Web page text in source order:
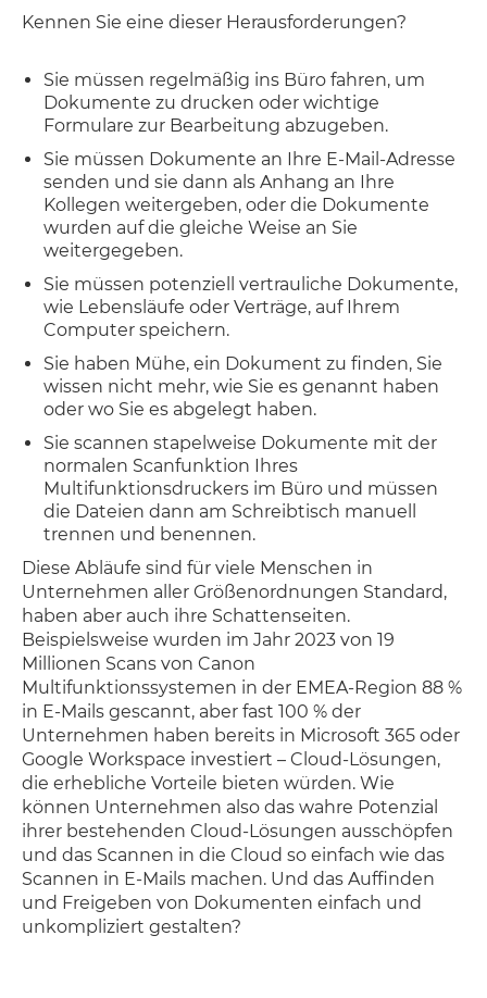
Kennen Sie eine dieser Herausforderungen?
Sie müssen regelmäßig ins Büro fahren, um
Dokumente zu drucken oder wichtige
Formulare zur Bearbeitung abzugeben.
Sie müssen Dokumente an Ihre E-Mail-Adresse
senden und sie dann als Anhang an Ihre
Kollegen weitergeben, oder die Dokumente
wurden auf die gleiche Weise an Sie
weitergegeben.
Sie müssen potenziell vertrauliche Dokumente,
wie Lebensläufe oder Verträge, auf Ihrem
Computer speichern.
Sie haben Mühe, ein Dokument zu finden, Sie
wissen nicht mehr, wie Sie es genannt haben
oder wo Sie es abgelegt haben.
Sie scannen stapelweise Dokumente mit der
normalen Scanfunktion Ihres
Multifunktionsdruckers im Büro und müssen
die Dateien dann am Schreibtisch manuell
trennen und benennen.
Diese Abläufe sind für viele Menschen in
Unternehmen aller Größenordnungen Standard,
haben aber auch ihre Schattenseiten.
Beispielsweise wurden im Jahr 2023 von 19
Millionen Scans von Canon
Multifunktionssystemen in der EMEA-Region 88 %
in E-Mails gescannt, aber fast 100 % der
Unternehmen haben bereits in Microsoft 365 oder
Google Workspace investiert – Cloud-Lösungen,
die erhebliche Vorteile bieten würden. Wie
können Unternehmen also das wahre Potenzial
ihrer bestehenden Cloud-Lösungen ausschöpfen
und das Scannen in die Cloud so einfach wie das
Scannen in E-Mails machen. Und das Auffinden
und Freigeben von Dokumenten einfach und
unkompliziert gestalten?